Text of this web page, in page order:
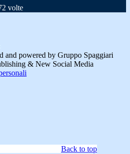
volte
and powered by Gruppo Spaggiari
& New Social Media
Back to top